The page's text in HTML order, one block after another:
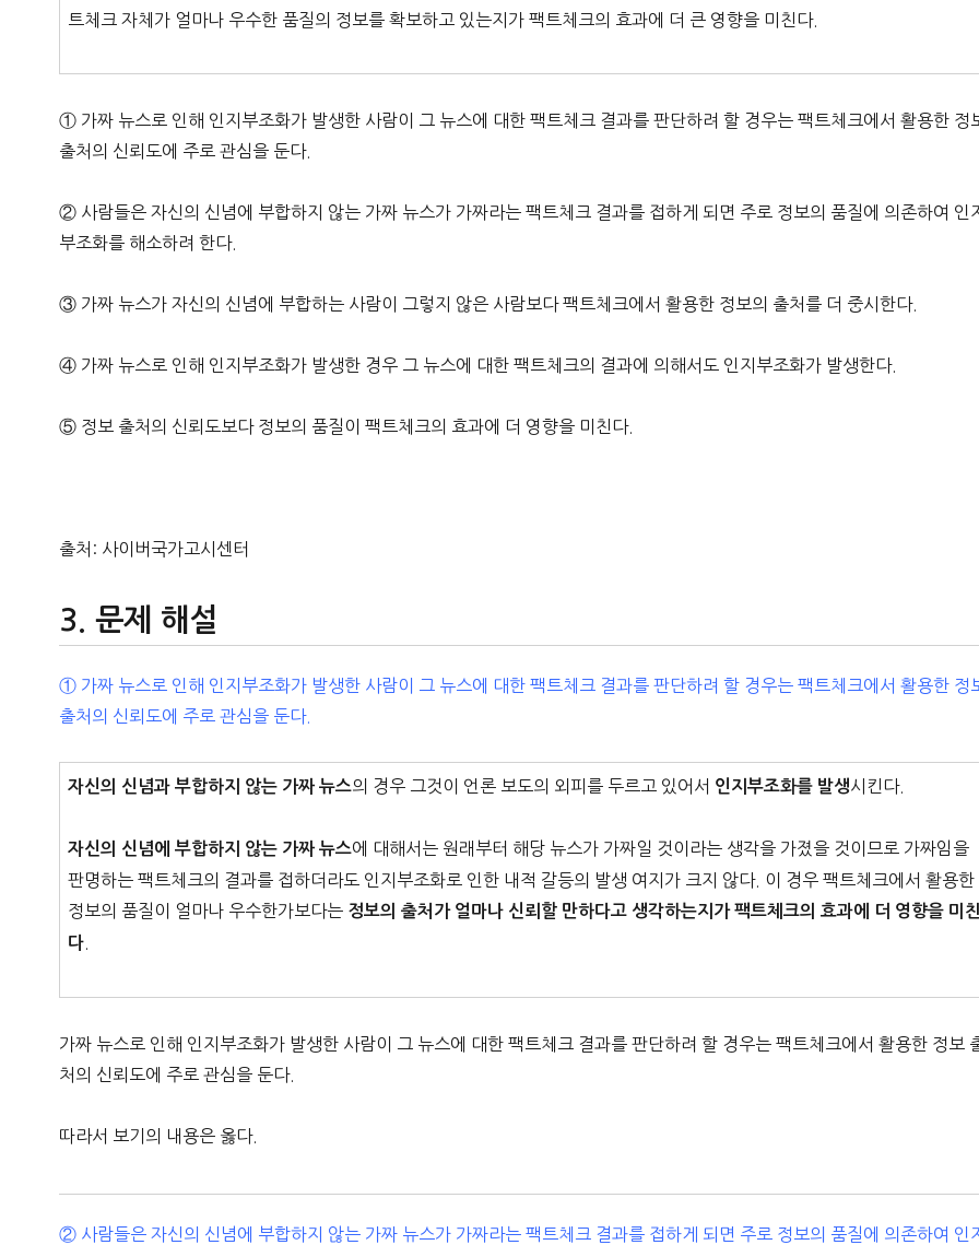
트체크 자체가 얼마나 우수한 품질의 정보를 확보하고 있는지가 팩트체크의 효과에 더 큰 영향을 미친다.
① 가짜 뉴스로 인해 인지부조화가 발생한 사람이 그 뉴스에 대한 팩트체크 결과를 판단하려 할 경우는 팩트체크에서 활용한 정
출처의 신뢰도에 주로 관심을 둔다.
② 사람들은 자신의 신념에 부합하지 않는 가짜 뉴스가 가짜라는 팩트체크 결과를 접하게 되면 주로 정보의 품질에 의존하여 인
부조화를 해소하려 한다.
③ 가짜 뉴스가 자신의 신념에 부합하는 사람이 그렇지 않은 사람보다 팩트체크에서 활용한 정보의 출처를 더 중시한다.
④ 가짜 뉴스로 인해 인지부조화가 발생한 경우 그 뉴스에 대한 팩트체크의 결과에 의해서도 인지부조화가 발생한다.
⑤ 정보 출처의 신뢰도보다 정보의 품질이 팩트체크의 효과에 더 영향을 미친다.
출처: 사이버국가고시센터
문제 해설
① 가짜 뉴스로 인해 인지부조화가 발생한 사람이 그 뉴스에 대한 팩트체크 결과를 판단하려 할 경우는 팩트체크에서 활용한 정
출처의 신뢰도에 주로 관심을 둔다.
자신의 신념과 부합하지 않는 가짜 뉴스의 경우 그것이 언론 보도의 외피를 두르고 있어서 인지부조화를 발생시킨다.
자신의 신념에 부합하지 않는 가짜 뉴스에 대해서는 원래부터 해당 뉴스가 가짜일 것이라는 생각을 가졌을 것이므로 가짜임을
판명하는 팩트체크의 결과를 접하더라도 인지부조화로 인한 내적 갈등의 발생 여지가 크지 않다. 이 경우 팩트체크에서 활용한
정보의 품질이 얼마나 우수한가보다는 정보의 출처가 얼마나 신뢰할 만하다고 생각하는지가 팩트체크의 효과에 더 영향을 미친
다
가짜 뉴스로 인해 인지부조화가 발생한 사람이 그 뉴스에 대한 팩트체크 결과를 판단하려 할 경우는 팩트체크에서 활용한 정보
처의 신뢰도에 주로 관심을 둔다.
따라서 보기의 내용은 옳다.
② 사람들은 자신의 신념에 부합하지 않는 가짜 뉴스가 가짜라는 팩트체크 결과를 접하게 되면 주로 정보의 품질에 의존하여 인